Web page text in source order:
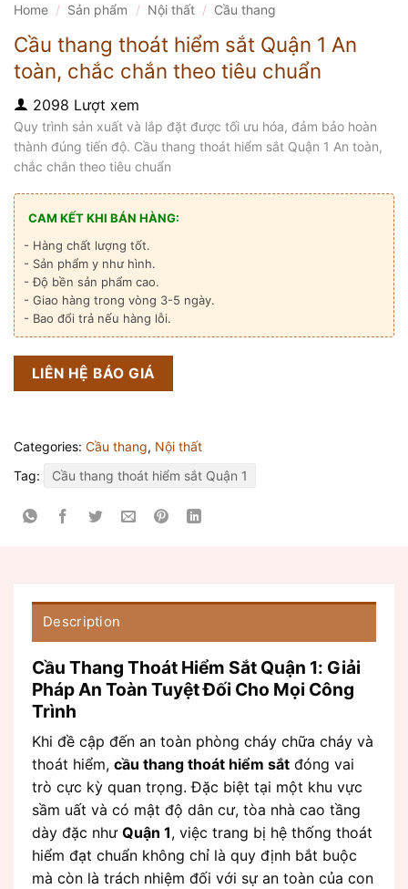
Home / Sản phẩm / Nội thất / Cầu thang
Cầu thang thoát hiểm sắt Quận 1 An
toàn, chắc chắn theo tiêu chuẩn
2098 Lượt xem
Quy trình sản xuất và lắp đặt được tối ưu hóa, đảm bảo hoàn
thành đúng tiến độ. Cầu thang thoát hiểm sắt Quận 1 An toàn,
chắc chắn theo tiêu chuẩn
CAM KẾT KHI BÁN HÀNG:
- Hàng chất lượng tốt.
- Sản phẩm y như hình.
- Độ bền sản phẩm cao.
- Giao hàng trong vòng 3-5 ngày.
- Bao đổi trả nếu hàng lỗi.
LIÊN HỆ BÁO GIÁ
Categories: Cầu thang, Nội thất
Tag:
Cầu thang thoát hiểm sắt Quận 1
Description
Cầu Thang Thoát Hiểm Sắt Quận 1: Giải
Pháp An Toàn Tuyệt Đối Cho Mọi Công
Trình
Khi đề cập đến an toàn phòng cháy chữa cháy và
thoát hiểm, cầu thang thoát hiểm sắt đóng vai
trò cực kỳ quan trọng. Đặc biệt tại một khu vực
sầm uất và có mật độ dân cư, tòa nhà cao tầng
dày đặc như Quận 1, việc trang bị hệ thống thoát
hiểm đạt chuẩn không chỉ là quy định bắt buộc
mà còn là trách nhiệm đối với sự an toàn của con